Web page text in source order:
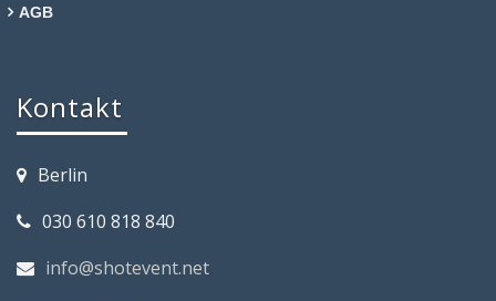
AGB
Kontakt
Berlin
030 610 818 840
info@shotevent.net